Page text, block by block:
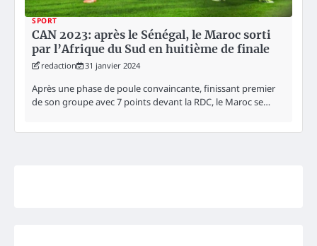
SPORT
CAN 2023: après le Sénégal, le Maroc sorti
par l’Afrique du Sud en huitième de finale
redaction 31 janvier 2024
Après une phase de poule convaincante, finissant premier
de son groupe avec 7 points devant la RDC, le Maroc se…